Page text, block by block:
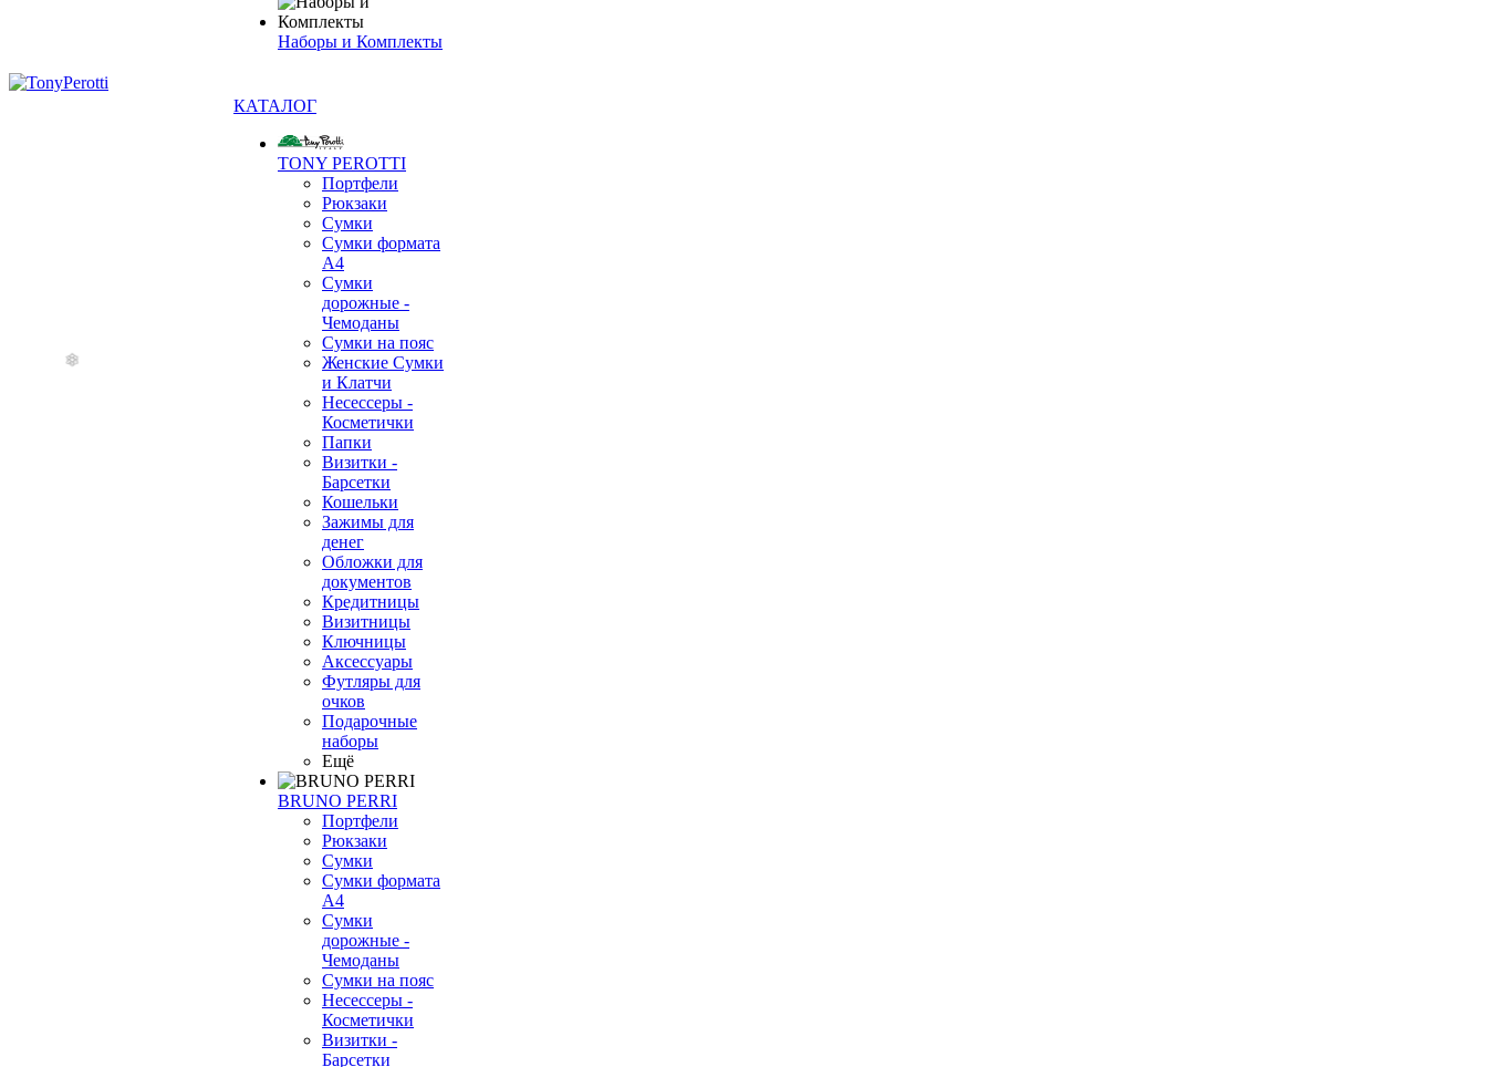
Наборы и Комплекты
КАТАЛОГ
TONY PEROTTI
Портфели
Рюкзаки
Сумки
Сумки формата
А4
Сумки
дорожные -
Чемоданы
Сумки на пояс
Женские Сумки
и Клатчи
Несессеры -
Косметички
Папки
Визитки -
Барсетки
Кошельки
Зажимы для
денег
Обложки для
документов
Кредитницы
Визитницы
Ключницы
Аксессуары
Футляры для
очков
Подарочные
наборы
Ещё
BRUNO PERRI
Портфели
Рюкзаки
Сумки
Сумки формата
А4
Сумки
дорожные -
Чемоданы
Сумки на пояс
Несессеры -
Косметички
Визитки -
Барсетки